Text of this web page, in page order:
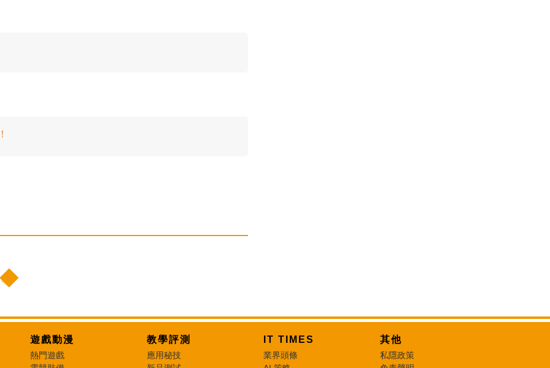
遊戲動漫
熱門遊戲
教學評測
應用秘技
IT TIMES
業界頭條
其他
私隱政策